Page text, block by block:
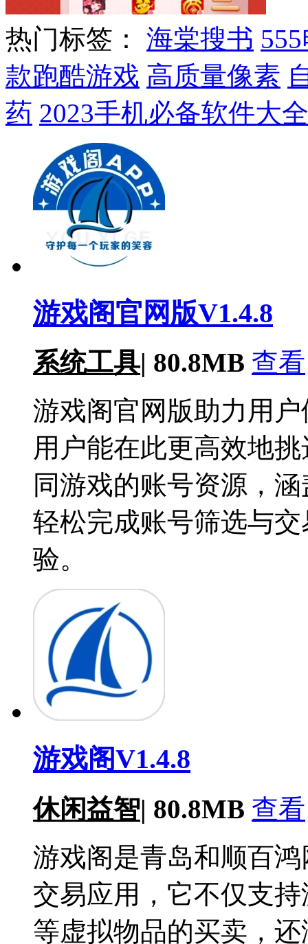
热门标签： 海棠搜书
款跑酷游戏 高质量像素
药 2023手机必备软件大全
游戏阁官网版V1.4.8
系统工具| 80.8MB 查看
游戏阁官网版助力用
用户能在此更高效地
同游戏的账号资源，
轻松完成账号筛选与
验。
游戏阁V1.4.8
休闲益智| 80.8MB 查看
游戏阁是青岛和顺百
交易应用，它不仅支
等虚拟物品的买卖，